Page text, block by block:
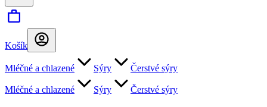
Košík
Mléčné a chlazené Sýry Čerstvé sýry
Mléčné a chlazené Sýry Čerstvé sýry